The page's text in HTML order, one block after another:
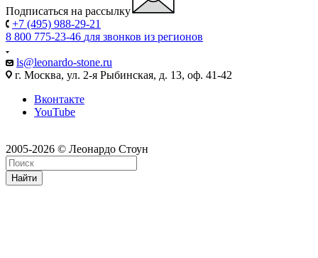
Подписаться на рассылку
+7 (495) 988-29-21
8 800 775-23-46 для звонков из регионов
ls@leonardo-stone.ru
г. Москва, ул. 2-я Рыбинская, д. 13, оф. 41-42
Вконтакте
YouTube
2005-2026 © Леонардо Стоун
Найти